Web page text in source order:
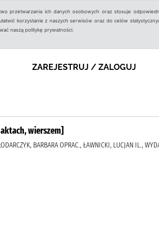
przetwarzania ich danych osobowych oraz stosuje
korzystanie z naszych serwisów oraz do celów
naszą politykę prywatności.
ZAREJESTRUJ / ZALOGUJ
wierszem]
BARBARA OPRAC., ŁAWNICKI, LUCJAN IL.,